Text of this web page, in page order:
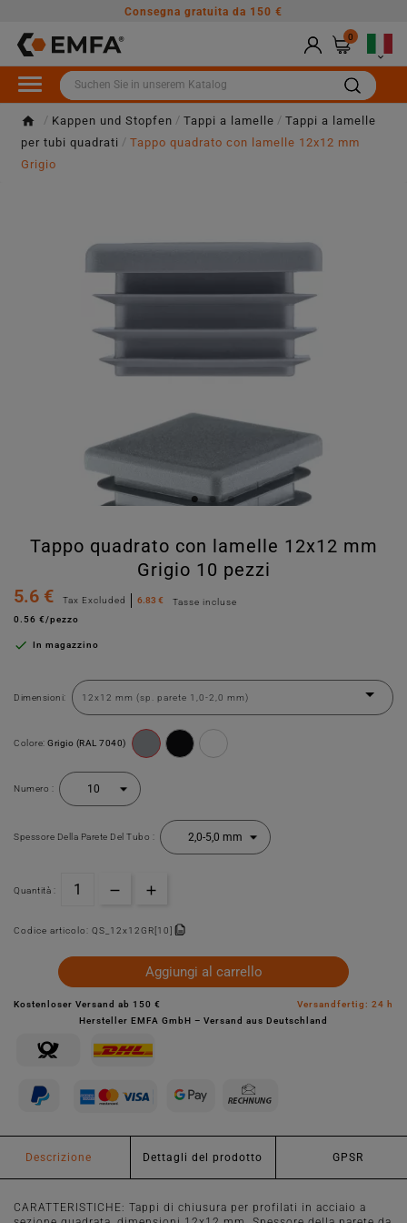
Consegna gratuita da 150 €
0

Kappen und Stopfen Tappi a lamelle
Tappi a lamelle
per tubi quadrati
Tappo quadrato con lamelle 12x12 mm
Grigio
Tappo quadrato con lamelle 12x12 mm
Grigio 10 pezzi
5.6 €
Tax Excluded 6.83 €
Tasse incluse
0.56 €/pezzo
 In magazzino
Dimensioni:
Colore: Grigio (RAL 7040)
Numero :
Spessore Della Parete Del Tubo :
Quantità :
Codice articolo: QS_12x12GR[10]
Aggiungi al carrello
Kostenloser Versand ab 150 €
Versandfertig: 24 h
Hersteller EMFA GmbH – Versand aus Deutschland
Descrizione Dettagli del prodotto GPSR
CARATTERISTICHE: Tappi di chiusura per profilati in acciaio a